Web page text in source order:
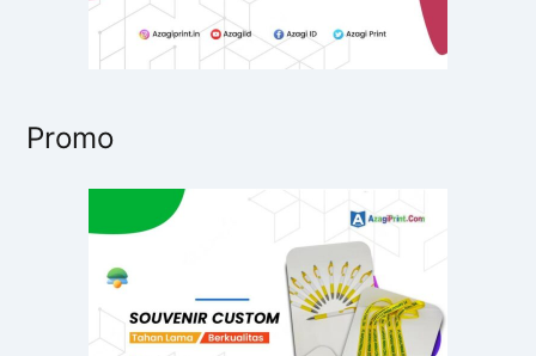
Promo